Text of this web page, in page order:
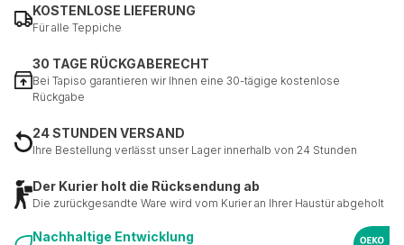
KOSTENLOSE LIEFERUNG
Für alle Teppiche
30 TAGE RÜCKGABERECHT
Bei Tapiso garantieren wir Ihnen eine 30-tägige kostenlose
Rückgabe
24 STUNDEN VERSAND
Ihre Bestellung verlässt unser Lager innerhalb von 24 Stunden
Der Kurier holt die Rücksendung ab
Die zurückgesandte Ware wird vom Kurier an Ihrer Haustür abgeholt
Nachhaltige Entwicklung